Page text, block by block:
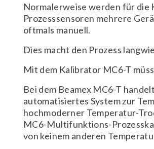
Normalerweise werden für die
Prozesssensoren mehrere
oftmals manuell.
Dies macht den Prozess
Mit dem Kalibrator MC6-T
Bei dem Beamex MC6-T
automatisiertes System zur
hochmoderner Temperatur-
MC6-Multifunktions-
von keinem anderen